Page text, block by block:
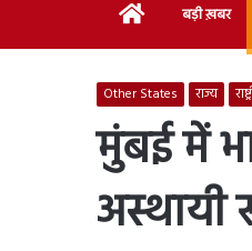
Home बड़ी ख़बर
Other States राज्य
मुंबई में
अस्थायी